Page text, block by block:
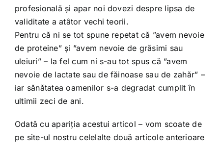
profesională și apar noi dovezi despre lipsa de
validitate a atâtor vechi teorii.
Pentru că ni se tot spune repetat că ”avem nevoie
de proteine” și ”avem nevoie de grăsimi sau
uleiuri” – la fel cum ni s-au tot spus că ”avem
nevoie de lactate sau de făinoase sau de zahăr” –
iar sănătatea oamenilor s-a degradat cumplit în
ultimii zeci de ani.
Odată cu apariția acestui articol – vom scoate de
pe site-ul nostru celelalte două articole anterioare